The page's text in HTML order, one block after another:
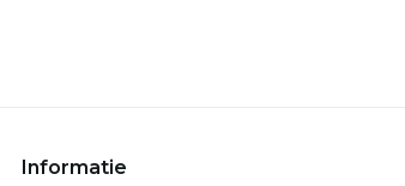
Informatie